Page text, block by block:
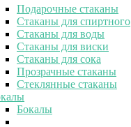
Подарочные стаканы
Стаканы для спиртного
Стаканы для воды
Стаканы для виски
Стаканы для сока
Прозрачные стаканы
Стеклянные стаканы
Бокалы